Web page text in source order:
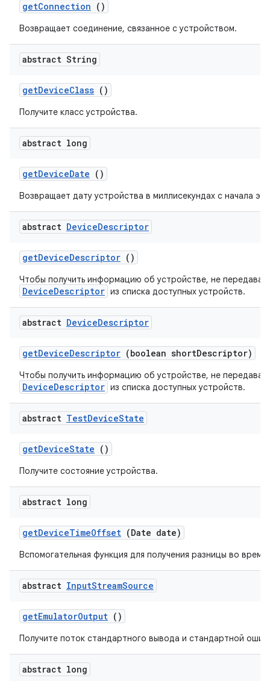
getConnection ()
Возвращает соединение, связанное с устройством.
abstract String
getDeviceClass ()
Получите класс устройства.
abstract long
getDeviceDate ()
Возвращает дату устройства в миллисекундах с начала
abstract DeviceDescriptor
getDeviceDescriptor ()
Чтобы получить информацию об устройстве, не
DeviceDescriptor из списка доступных устройств.
abstract DeviceDescriptor
getDeviceDescriptor (boolean shortDescriptor)
Чтобы получить информацию об устройстве, не
DeviceDescriptor из списка доступных устройств.
abstract TestDeviceState
getDeviceState ()
Получите состояние устройства.
abstract long
getDeviceTimeOffset (Date date)
Вспомогательная функция для получения разницы во
abstract InputStreamSource
getEmulatorOutput ()
Получите поток стандартного вывода и стандартной
abstract long